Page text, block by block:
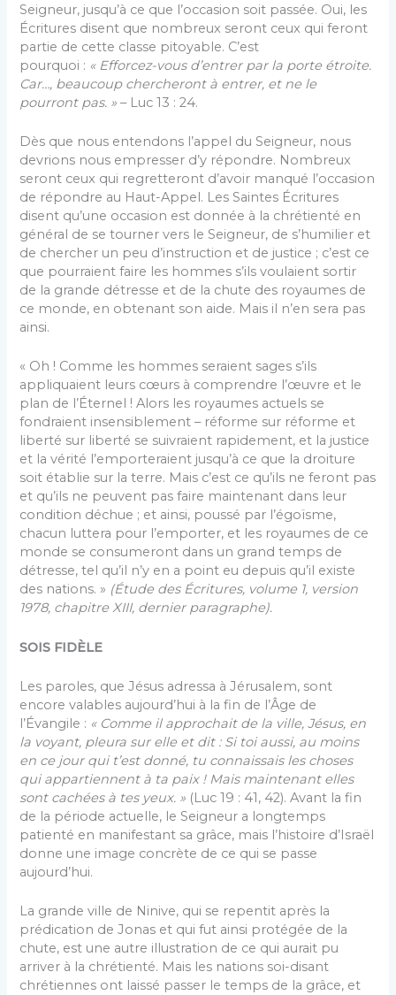
Seigneur, jusqu’à ce que l’occasion soit passée. Oui, les
Écritures disent que nombreux seront ceux qui feront
partie de cette classe pitoyable. C’est
pourquoi : « Efforcez-vous d’entrer par la porte étroite.
Car…, beaucoup chercheront à entrer, et ne le
pourront pas. » – Luc 13 : 24.
Dès que nous entendons l’appel du Seigneur, nous
devrions nous empresser d’y répondre. Nombreux
seront ceux qui regretteront d’avoir manqué l’occasion
de répondre au Haut-Appel. Les Saintes Écritures
disent qu’une occasion est donnée à la chrétienté en
général de se tourner vers le Seigneur, de s’humilier et
de chercher un peu d’instruction et de justice ; c’est ce
que pourraient faire les hommes s’ils voulaient sortir
de la grande détresse et de la chute des royaumes de
ce monde, en obtenant son aide. Mais il n’en sera pas
ainsi.
« Oh ! Comme les hommes seraient sages s’ils
appliquaient leurs cœurs à comprendre l’œuvre et le
plan de l’Éternel ! Alors les royaumes actuels se
fondraient insensiblement – réforme sur réforme et
liberté sur liberté se suivraient rapidement, et la justice
et la vérité l’emporteraient jusqu’à ce que la droiture
soit établie sur la terre. Mais c’est ce qu’ils ne feront pas
et qu’ils ne peuvent pas faire maintenant dans leur
condition déchue ; et ainsi, poussé par l’égoïsme,
chacun luttera pour l’emporter, et les royaumes de ce
monde se consumeront dans un grand temps de
détresse, tel qu’il n’y en a point eu depuis qu’il existe
des nations. » (Étude des Écritures, volume 1, version
1978, chapitre XIII, dernier paragraphe).
SOIS FIDÈLE
Les paroles, que Jésus adressa à Jérusalem, sont
encore valables aujourd’hui à la fin de l’Âge de
l’Évangile : « Comme il approchait de la ville, Jésus, en
la voyant, pleura sur elle et dit : Si toi aussi, au moins
en ce jour qui t’est donné, tu connaissais les choses
qui appartiennent à ta paix ! Mais maintenant elles
sont cachées à tes yeux. » (Luc 19 : 41, 42). Avant la fin
de la période actuelle, le Seigneur a longtemps
patienté en manifestant sa grâce, mais l’histoire d’Israël
donne une image concrète de ce qui se passe
aujourd’hui.
La grande ville de Ninive, qui se repentit après la
prédication de Jonas et qui fut ainsi protégée de la
chute, est une autre illustration de ce qui aurait pu
arriver à la chrétienté. Mais les nations soi-disant
chrétiennes ont laissé passer le temps de la grâce, et